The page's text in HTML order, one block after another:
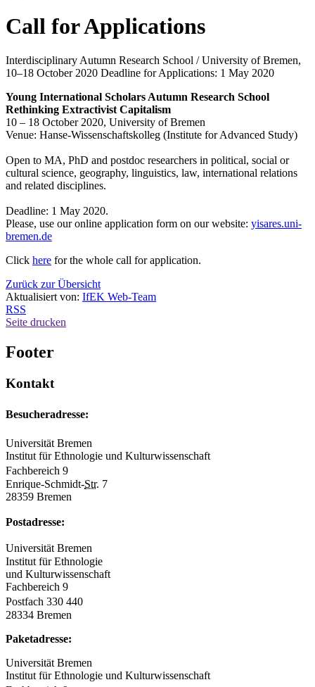
Call for Applications
Interdisciplinary Autumn Research School / University of Bremen,
10–18 October 2020 Deadline for Applications: 1 May 2020
Young International Scholars Autumn Research School
Rethinking Extractivist Capitalism
10 – 18 October 2020, University of Bremen
Venue: Hanse-Wissenschaftskolleg (Institute for Advanced Study)
Open to MA, PhD and postdoc researchers in political, social or
cultural science, geography, linguistics, law, international relations
and related disciplines.
Deadline: 1 May 2020.
Please, use our online application form on our website: yisares.uni-
bremen.de
Click here for the whole call for application.
Zurück zur Übersicht
Aktualisiert von: IfEK Web-Team
RSS
Seite drucken
Footer
Kontakt
Besucheradresse:
Universität Bremen
Institut für Ethnologie und Kulturwissenschaft
Fachbereich 9
Enrique-Schmidt-Str. 7
28359 Bremen
Postadresse:
Universität Bremen
Institut für Ethnologie
und Kulturwissenschaft
Fachbereich 9
Postfach 330 440
28334 Bremen
Paketadresse:
Universität Bremen
Institut für Ethnologie und Kulturwissenschaft